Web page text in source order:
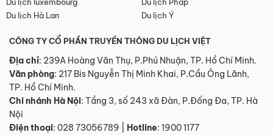
Du lịch Hà Lan
Du lịch Ý
CÔNG TY CỔ PHẦN TRUYỀN THÔNG DU LỊCH VIỆT
Địa chỉ: 239A Hoàng Văn Thụ, P.Phú Nhuận, TP. Hồ Chí Minh.
Văn phòng: 217 Bis Nguyễn Thị Minh Khai, P.Cầu Ông Lãnh,
TP. Hồ Chí Minh.
Chi nhánh Hà Nội: Tầng 3, số 243 xã Đàn, P.Đống Đa, TP. Hà
Nội
Điện thoại: 028 73056789 Hotline: 1900 1177